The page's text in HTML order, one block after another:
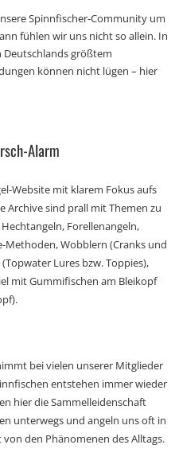
Spinnfischer-Community um
fühlen wir uns nicht so allein. In
Deutschlands größtem
können nicht lügen – hier
Alarm
Website mit klarem Fokus aufs
Archive sind prall mit Themen zu
Forellenangeln,
Methoden, Wobblern (Cranks und
Lures bzw. Toppies),
mit Gummifischen am Bleikopf
bei vielen unserer Mitglieder
entstehen immer wieder
hier die Sammelleidenschaft
unterwegs und angeln uns oft in
den Phänomenen des Alltags.